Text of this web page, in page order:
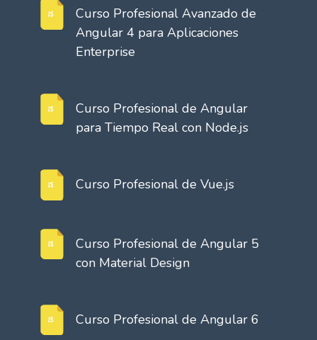
Curso Profesional Avanzado de
Angular 4 para Aplicaciones
Enterprise
Curso Profesional de Angular
para Tiempo Real con Node.js
Curso Profesional de Vue.js
Curso Profesional de Angular 5
con Material Design
Curso Profesional de Angular 6